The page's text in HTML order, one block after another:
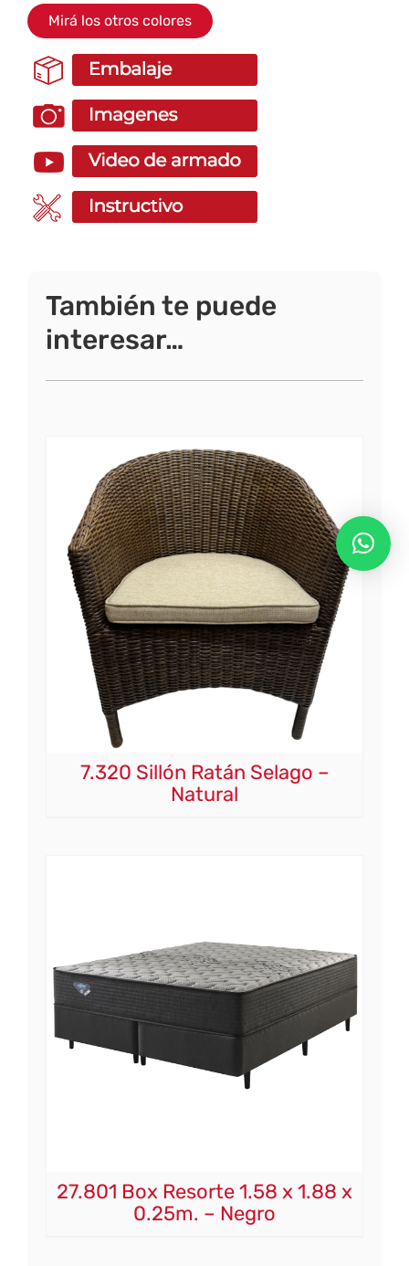
Mirá los otros colores
También te puede
interesar…
7.320 Sillón Ratán Selago –
Natural
27.801 Box Resorte 1.58 x 1.88 x
0.25m. – Negro